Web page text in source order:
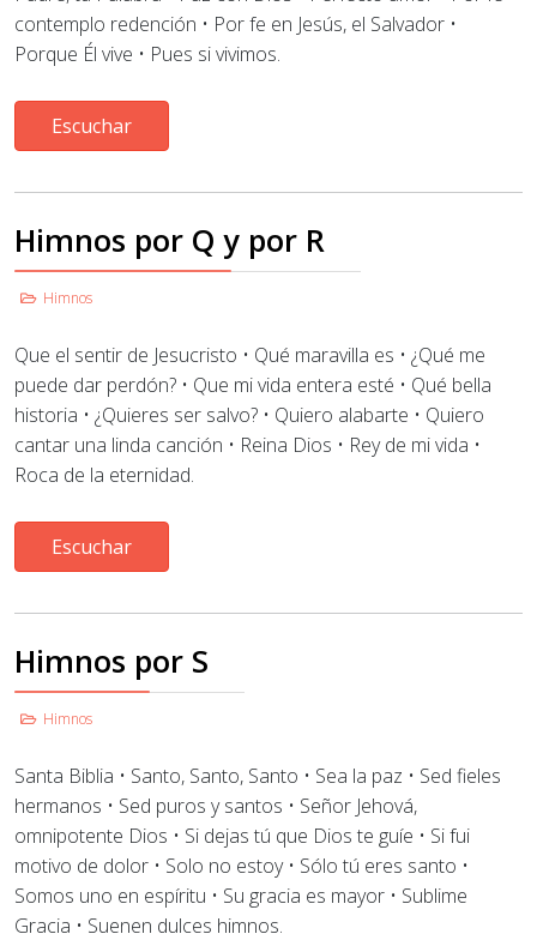
contemplo redención • Por fe en Jesús, el Salvador •
Porque Él vive • Pues si vivimos.
Escuchar
Himnos por Q y por R
Himnos
Que el sentir de Jesucristo • Qué maravilla es • ¿Qué me
puede dar perdón? • Que mi vida entera esté • Qué bella
historia • ¿Quieres ser salvo? • Quiero alabarte • Quiero
cantar una linda canción • Reina Dios • Rey de mi vida •
Roca de la eternidad.
Escuchar
Himnos por S
Himnos
Santa Biblia • Santo, Santo, Santo • Sea la paz • Sed fieles
hermanos • Sed puros y santos • Señor Jehová,
omnipotente Dios • Si dejas tú que Dios te guíe • Si fui
motivo de dolor • Solo no estoy • Sólo tú eres santo •
Somos uno en espíritu • Su gracia es mayor • Sublime
Gracia • Suenen dulces himnos.